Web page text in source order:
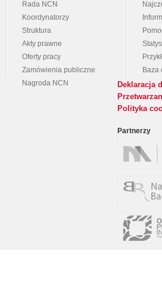
Rada NCN
Koordynatorzy
Struktura
Akty prawne
Oferty pracy
Zamówienia publiczne
Nagroda NCN
Baza
Deklaracja
Polityka
Partnerzy